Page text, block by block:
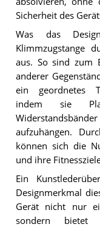
Sicherheit des
Was das
Klimmzugstange
aus. So sind zum
anderer
ein geordnetes
indem sie
aufzuhängen.
können sich die
und ihre
Ein
Designmerkmal
Gerät nicht nur
sondern bietet